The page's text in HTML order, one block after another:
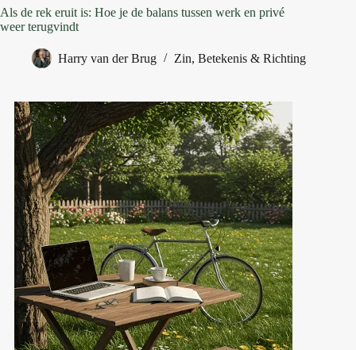
Als de rek eruit is: Hoe je de balans tussen werk en privé
weer terugvindt
Harry van der Brug Zin, Betekenis & Richting